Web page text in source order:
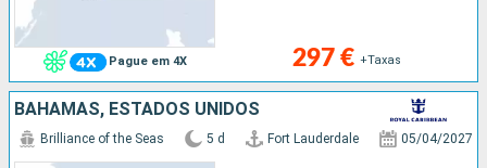
Pague em 4X 297 € +Taxas
BAHAMAS, ESTADOS UNIDOS
Brilliance of the Seas 5 d Fort Lauderdale 05/04/2027